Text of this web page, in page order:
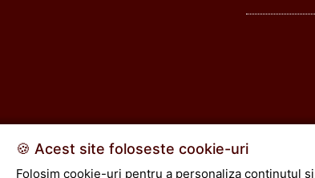
🍪 Acest site foloseste cookie-uri
Folosim cookie-uri pentru a personaliza continutul